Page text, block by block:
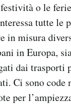
o le
tutte le
in misura
in Europa,
dai trasporti
Ci sono code
per